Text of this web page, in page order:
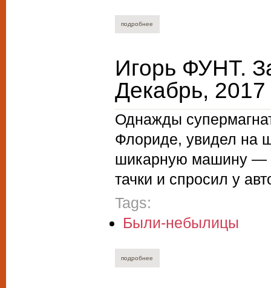
подробнее
Игорь ФУНТ.
Декабрь, 2017
Однажды
Флориде, увидел на
шикарную машину —
тачки и спросил у
Tags:
Были-небылицы
подробнее